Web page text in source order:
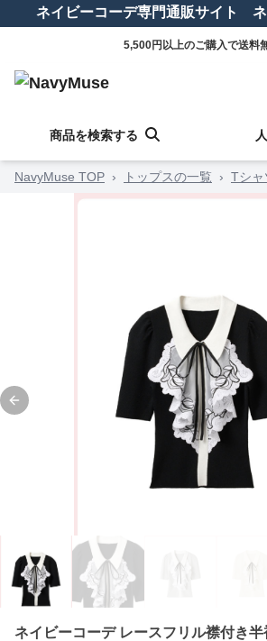
ネイビーコーデ専門通販サイト
5,500円以上のご購入で送料
商品を検索する
NavyMuse TOP › トップスの一覧 › Tシャ
Previous slide
ネイビーコーデ レースフリル襟付き